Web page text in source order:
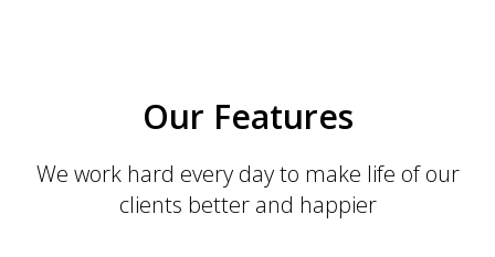
Our Features
We work hard every day to make life of our
clients better and happier